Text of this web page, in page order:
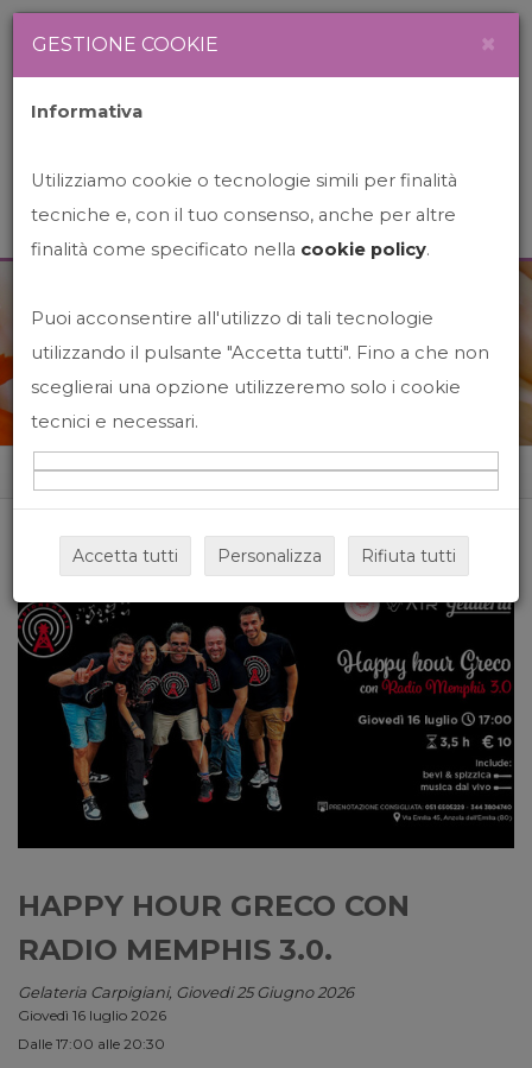
News&Events
Home News&events
HAPPY HOUR GRECO CON
RADIO MEMPHIS 3.0.
Gelateria Carpigiani, Giovedi 25 Giugno 2026
Giovedì 16 luglio 2026
Dalle 17:00 alle 20:30
GESTIONE COOKIE ×
Informativa
Utilizziamo cookie o tecnologie simili per finalità
tecniche e, con il tuo consenso, anche per altre
finalità come specificato nella cookie policy.
Puoi acconsentire all'utilizzo di tali tecnologie
utilizzando il pulsante "Accetta tutti". Fino a che non
sceglierai una opzione utilizzeremo solo i cookie
tecnici e necessari.
Accetta tutti Personalizza Rifiuta tutti